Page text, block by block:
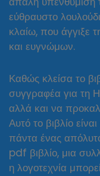
εύθραυστο
κλαίω, που άγγιξε
και ευγνώμων.
Καθώς κλείσα το
συγγραφέα για τη Η
αλλά και να
Αυτό το βιβλίο
πάντα ένας
pdf βιβλίο, μια
η λογοτεχνία